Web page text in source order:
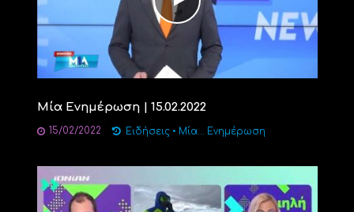
Μία Ενημέρωση | 15.02.2022
15/02/2022 Ειδήσεις • Μία... Ενημέρωση